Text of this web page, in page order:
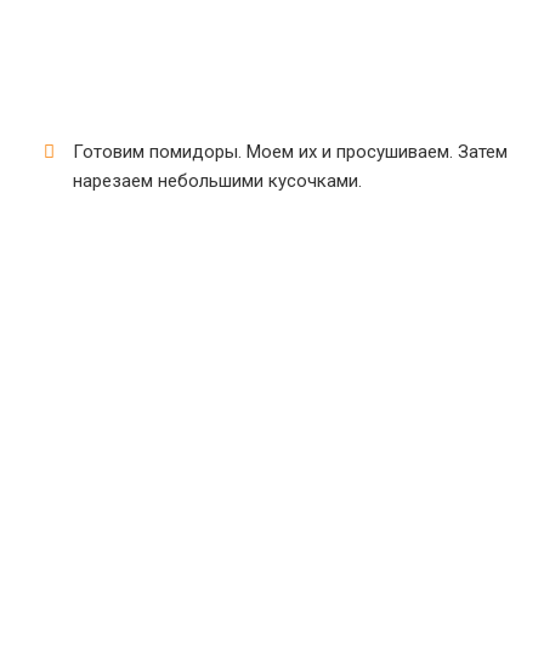
Готовим помидоры. Моем их и просушиваем. Затем
нарезаем небольшими кусочками.